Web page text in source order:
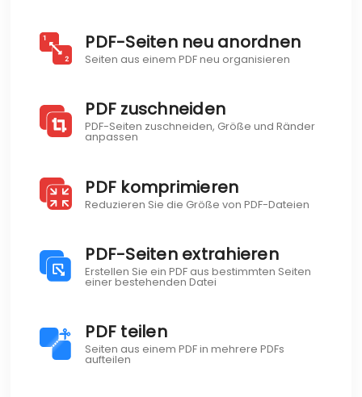
PDF-Seiten neu anordnen
Seiten aus einem PDF neu organisieren
PDF zuschneiden
PDF-Seiten zuschneiden, Größe und Ränder
anpassen
PDF komprimieren
Reduzieren Sie die Größe von PDF-Dateien
PDF-Seiten extrahieren
Erstellen Sie ein PDF aus bestimmten Seiten
einer bestehenden Datei
PDF teilen
Seiten aus einem PDF in mehrere PDFs
aufteilen